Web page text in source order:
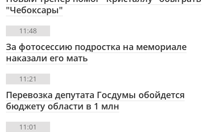
"Чебоксары"
11:48
За фотосессию подростка на мемориале
наказали его мать
11:21
Перевозка депутата Госдумы обойдется
бюджету области в 1 млн
11:01